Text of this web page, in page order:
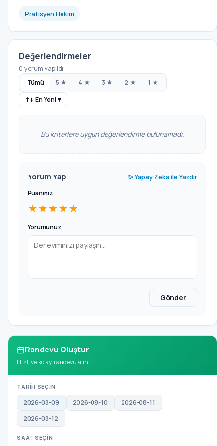
Pratisyen Hekim
Değerlendirmeler
0 yorum yapıldı
Tümü 5 ★ 4 ★ 3 ★ 2 ★ 1 ★
↑↓ En Yeni ▾
Bu kriterlere uygun değerlendirme bulunamadı.
Yorum Yap ✨ Yapay Zeka ile Yazdır
Puanınız
★★★★★
Yorumunuz
Gönder
Randevu Oluştur
Hızlı ve kolay randevu alın
TARİH SEÇİN
2026-08-09 2026-08-10
2026-08-11
2026-08-12
SAAT SEÇİN